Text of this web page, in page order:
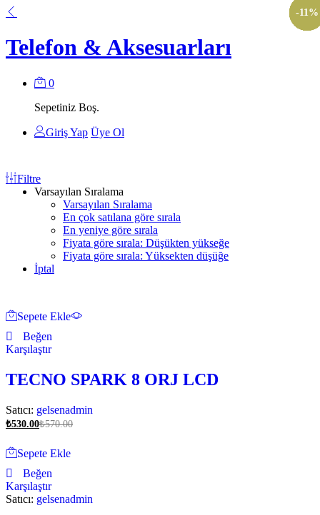
Telefon & Aksesuarları
0
Sepetiniz Boş.
Giriş Yap Üye Ol
Filtre
Varsayılan Sıralama
Varsayılan Sıralama
En çok satılana göre sırala
En yeniye göre sırala
Fiyata göre sırala: Düşükten yükseğe
Fiyata göre sırala: Yüksekten düşüğe
İptal
-7%
Sepete Ekle
Beğen
Karşılaştır
TECNO SPARK 8 ORJ LCD
Satıcı: gelsenadmin
₺530.00₺570.00
Sepete Ekle
Beğen
Karşılaştır
Satıcı: gelsenadmin
-11 %
-10 %
-6%
-10 %
-4%
-6%
-9%
-9%
-11 %